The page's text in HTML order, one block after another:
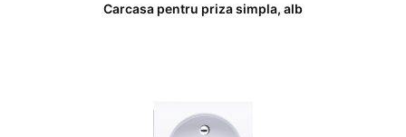
Carcasa pentru priza simpla, alb